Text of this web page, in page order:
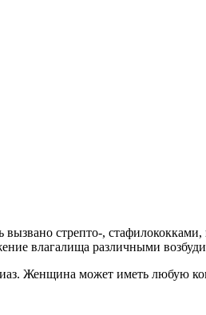
стрепто-,
влагалища различными
Женщина может иметь